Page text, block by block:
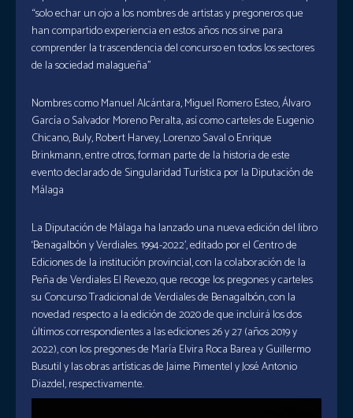
“solo echar un ojo a los nombres de artistas y pregoneros que
han compartido experiencia en estos años nos sirve para
comprender la trascendencia del concurso en todos los sectores
de la sociedad malagueña”
Nombres como Manuel Alcántara, Miguel Romero Esteo, Álvaro
García o Salvador Moreno Peralta, así como carteles de Eugenio
Chicano, Buly, Robert Harvey, Lorenzo Saval o Enrique
Brinkmann, entre otros, forman parte de la historia de este
evento declarado de Singularidad Turística por la Diputación de
Málaga
La Diputación de Málaga ha lanzado una nueva edición del libro
‘Benagalbón y Verdiales. 1994-2022’, editado por el Centro de
Ediciones de la institución provincial, con la colaboración de la
Peña de Verdiales El Revezo, que recoge los pregones y carteles
su Concurso Tradicional de Verdiales de Benagalbón, con la
novedad respecto a la edición de 2020 de que incluirá los dos
últimos correspondientes a las ediciones 26 y 27 (años 2019 y
2022), con los pregones de María Elvira Roca Barea y Guillermo
Busutil y las obras artísticas de Jaime Pimentel y José Antonio
Diazdel, respectivamente.